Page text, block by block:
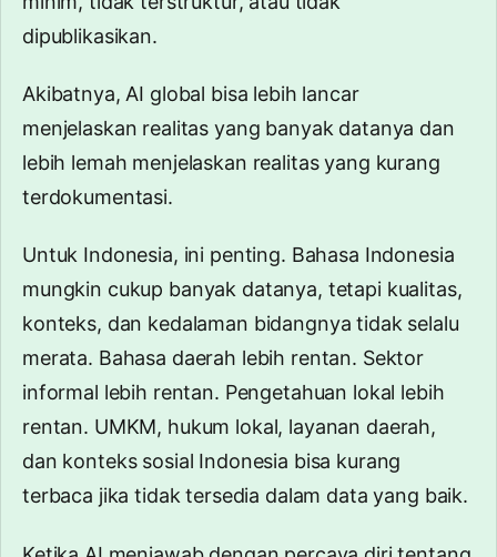
dipublikasikan.
Akibatnya, AI global bisa lebih lancar
menjelaskan realitas yang banyak datanya dan
lebih lemah menjelaskan realitas yang kurang
terdokumentasi.
Untuk Indonesia, ini penting. Bahasa Indonesia
mungkin cukup banyak datanya, tetapi kualitas,
konteks, dan kedalaman bidangnya tidak selalu
merata. Bahasa daerah lebih rentan. Sektor
informal lebih rentan. Pengetahuan lokal lebih
rentan. UMKM, hukum lokal, layanan daerah,
dan konteks sosial Indonesia bisa kurang
terbaca jika tidak tersedia dalam data yang baik.